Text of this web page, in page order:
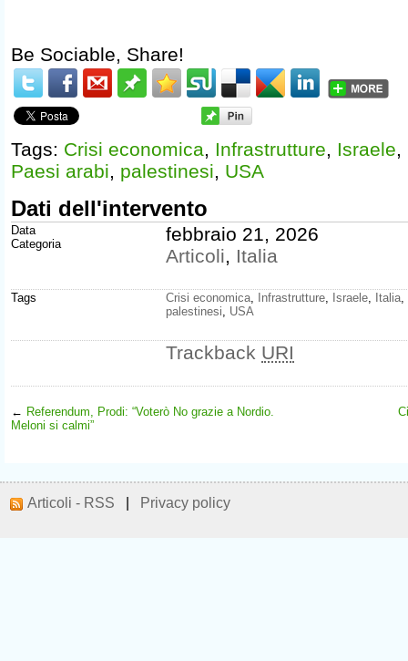
Be Sociable, Share!
Tags: Crisi economica, Infrastrutture, Israele,
Paesi arabi, palestinesi, USA
Dati dell'intervento
Data
Categoria
febbraio 21, 2026
Articoli, Italia
Tags Crisi economica Infrastrutture Israele Italia
palestinesi
USA
Trackback URI
← Referendum, Prodi: “Voterò No grazie a Nordio.
Meloni si calmi”
Articoli - RSS Privacy policy